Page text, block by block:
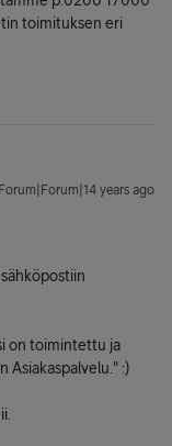
toimituksen eri
Forum|Forum|14 years ago
on toimintettu ja
Asiakaspalvelu." :)